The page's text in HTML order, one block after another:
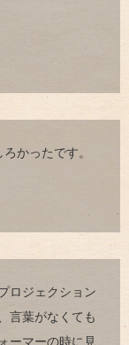
かったです。
ロジェクション
言葉がなくても
ーマーの時に見